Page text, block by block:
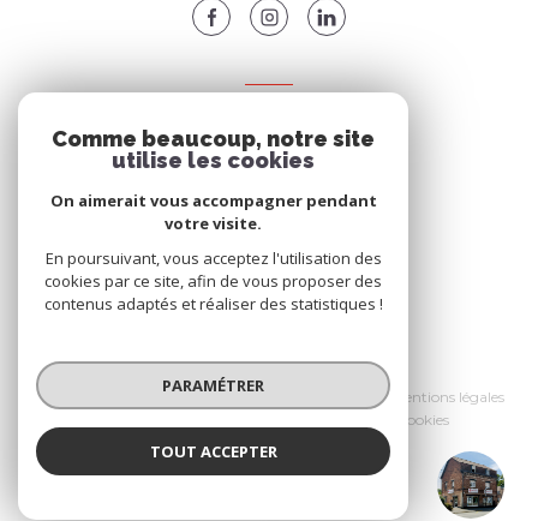
Brice Habitat
Nous adhérons
© 2026 | Tous droits réservés
Nos partenaires
Nos honoraires
Mentions légales
Cookies
Comme beaucoup, notre site
utilise les cookies
On aimerait vous accompagner pendant
votre visite.
En poursuivant, vous acceptez l'utilisation des
cookies par ce site, afin de vous proposer des
contenus adaptés et réaliser des statistiques !
PARAMÉTRER
TOUT ACCEPTER